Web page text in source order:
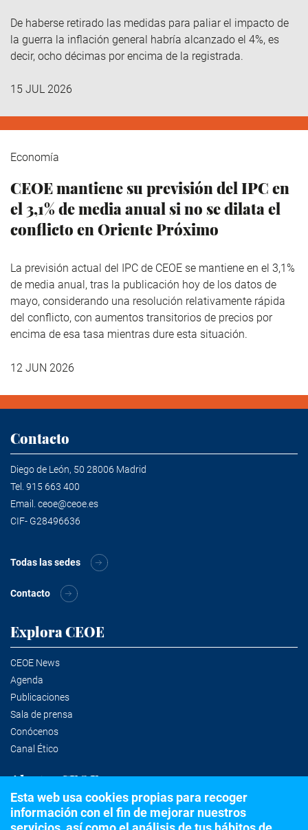
De haberse retirado las medidas para paliar el impacto de
la guerra la inflación general habría alcanzado el 4%, es
decir, ocho décimas por encima de la registrada.
15 JUL 2026
Economía
CEOE mantiene su previsión del IPC en
el 3,1% de media anual si no se dilata el
conflicto en Oriente Próximo
La previsión actual del IPC de CEOE se mantiene en el 3,1%
de media anual, tras la publicación hoy de los datos de
mayo, considerando una resolución relativamente rápida
del conflicto, con aumentos transitorios de precios por
encima de esa tasa mientras dure esta situación.
12 JUN 2026
Contacto
Diego de León, 50 28006 Madrid
Tel. 915 663 400
Email. ceoe@ceoe.es
CIF- G28496636
Todas las sedes
Contacto
Explora CEOE
CEOE News
Agenda
Publicaciones
Sala de prensa
Conócenos
Canal Ético
Alertas CEOE
Suscríbete a la newsletter
Esta web usa cookies propias para recoger
información con el fin de mejorar nuestros